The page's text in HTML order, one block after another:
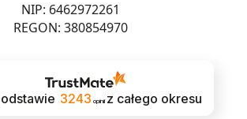
NIP: 6462972261
REGON: 380854970
3243 opinii z całego okresu